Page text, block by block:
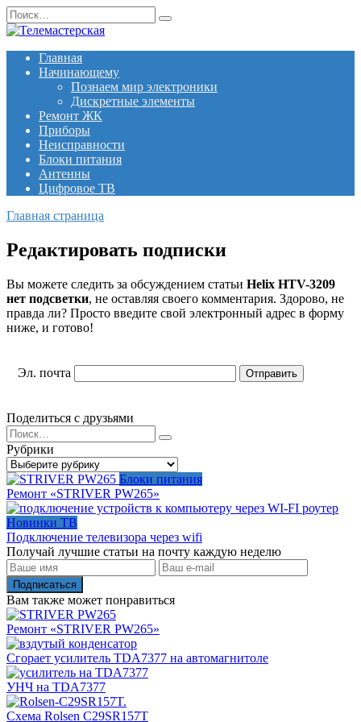
Перейти
к
Search
for:
Главная
Начинающему
Познаем мир электроники
Дискретные элементы
Ремонт ЖК
Приборы
Неисправности
Блоки питания
Антенны
Цифровое ТВ
Главная страница
Редактировать подписки
Вы можете следить за обсуждением статьи Helix HTV-3209
нет подсветки, не оставляя своего комментария. Здорово, не
правда ли? Просто введите свой электронный адрес в форму
ниже, и готово!
Эл. почта
Поделиться с друзьями
Search
for:
Рубрики
Рубрики
Блоки питания
Ремонт «STRIVER PW265»
Новинки ТВ
Подключение телевизора через wifi
Получай лучшие статьи на почту каждую неделю
Подписаться
Вам также может понравиться
Ремонт «STRIVER PW265»
Сгорает усилитель TDA7377 на автомагнитоле
УНЧ на TDA7377
Схема Rolsen C29SR157T